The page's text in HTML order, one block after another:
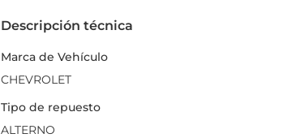
Descripción técnica
Marca de Vehículo
CHEVROLET
Tipo de repuesto
ALTERNO